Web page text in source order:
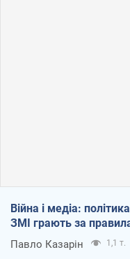
Війна і медіа:
ЗМІ грають за
Павло Казарін 1,1 т.